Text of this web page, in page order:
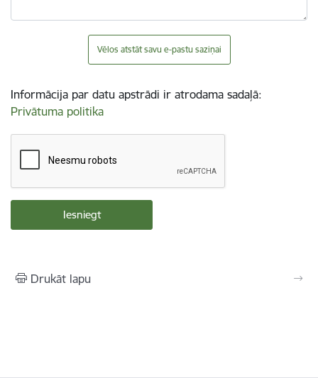
Vēlos atstāt savu e-pastu saziņai
Informācija par datu apstrādi ir atrodama sadaļā:
Privātuma politika
Drukāt lapu